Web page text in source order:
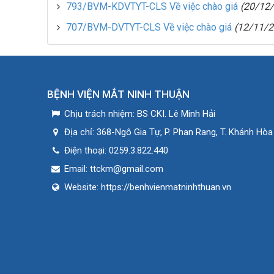
793/BVM-KDVTYT-CLS Về việc chào giá (20/
707/BVM-DVTYT-CLS Về việc chào giá (12/11/
BỆNH VIỆN MẮT NINH THUẬN
Chịu trách nhiệm: BS CKI. Lê Minh Hải
Địa chỉ: 368-Ngô Gia Tự, P. Phan Rang, T. Khánh Hòa
Điện thoại: 0259.3.822.440
Email: ttckm@gmail.com
Website: https://benhvienmatninhthuan.vn